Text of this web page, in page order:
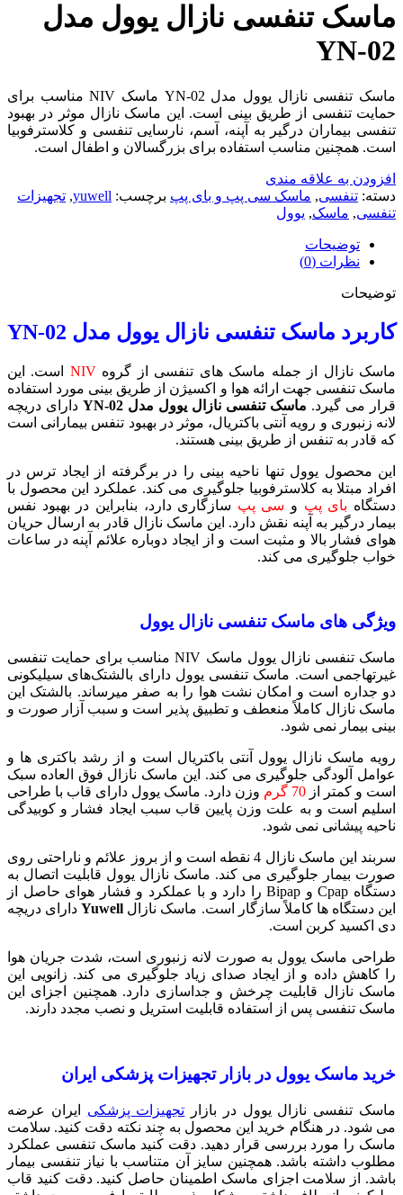
ماسک تنفسی نازال یوول مدل
YN-02
ماسک تنفسی نازال یوول مدل YN-02 ماسک NIV مناسب برای
حمایت تنفسی از طریق بینی است. این ماسک نازال موثر در بهبود
تنفسی بیماران درگیر به آپنه، آسم، نارسایی تنفسی و کلاسترفوبیا
است. همچنین مناسب استفاده برای بزرگسالان و اطفال است.
افزودن به علاقه مندی
دسته: تنفسی, ماسک سی پپ و بای پپ برچسب: yuwell
, تجهیزات
تنفسی, ماسک, یوول
توضیحات
نظرات (0)
توضیحات
کاربرد ماسک تنفسی نازال یوول مدل YN-02
ماسک نازال از جمله ماسک های تنفسی از گروهNIV است. این
ماسک تنفسی جهت ارائه هوا و اکسیژن از طریق بینی مورد استفاده
قرار می گیرد. ماسک تنفسی نازال یوول مدل YN-02
دارای دریچه
لانه زنبوری و رویه آنتی باکتریال، موثر در بهبود تنفس بیمارانی است
که قادر به تنفس از طریق بینی هستند.
این محصول یوول تنها ناحیه بینی را در برگرفته از ایجاد ترس در
افراد مبتلا به کلاسترفوبیا جلوگیری می کند. عملکرد این محصول با
دستگاه بای پپ و سی پپ سازگاری دارد، بنابراین در بهبود نفس
بیمار درگیر به آپنه نقش دارد. این ماسک نازال قادر به ارسال حریان
هوای فشار بالا و مثبت است و از ایجاد دوباره علائم آپنه در ساعات
خواب جلوگیری می کند.
ویژگی های ماسک تنفسی نازال یوول
ماسک تنفسی نازال یوول ماسک NIV مناسب برای حمایت تنفسی
غیرتهاجمی است. ماسک تنفسی یوول دارای بالشتک‌های سیلیکونی
دو جداره است و امکان نشت هوا را به صفر میرساند. بالشتک این
ماسک نازال کاملاً منعطف و تطبیق پذیر است و سبب آزار صورت و
بینی بیمار نمی شود.
رویه ماسک نازال یوول آنتی باکتریال است و از رشد باکتری ها و
عوامل آلودگی جلوگیری می کند. این ماسک نازال فوق العاده سبک
است و کمتر از 70 گرم
وزن دارد. ماسک یوول دارای قاب با طراحی
اسلیم است و به علت وزن پایین قاب سبب ایجاد فشار و کوبیدگی
ناحیه پیشانی نمی شود.
سربند این ماسک نازال 4 نقطه است و از بروز علائم و ناراحتی روی
صورت بیمار جلوگیری می کند. ماسک نازال یوول قابلیت اتصال به
دستگاه Cpap و Bipap را دارد و با عملکرد و فشار هوای حاصل از
این دستگاه ها کاملاً سازگار است. ماسک نازال Yuwellدارای دریچه
دی اکسید کربن است.
طراحی ماسک یوول به صورت لانه زنبوری است، شدت جریان هوا
را کاهش داده و از ایجاد صدای زیاد جلوگیری می کند. زانویی این
ماسک نازال قابلیت چرخش و جداسازی دارد. همچنین اجزای این
ماسک تنفسی پس از استفاده قابلیت استریل و نصب مجدد دارند.
خرید ماسک یوول در بازار تجهیزات پزشکی ایران
ماسک تنفسی نازال یوول در بازار تجهیزات پزشکی ایران عرضه
می شود. در هنگام خرید این محصول به چند نکته دقت کنید. سلامت
ماسک را مورد بررسی قرار دهید. دقت کنید ماسک تنفسی عملکرد
مطلوب داشته باشد. همچنین سایز آن متناسب با نیاز تنفسی بیمار
باشد. از سلامت اجزای ماسک اطمینان حاصل کنید. دقت کنید قاب